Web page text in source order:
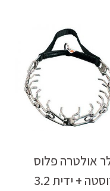
אולטרה פלוס
נירוסטה + ידית 3.2